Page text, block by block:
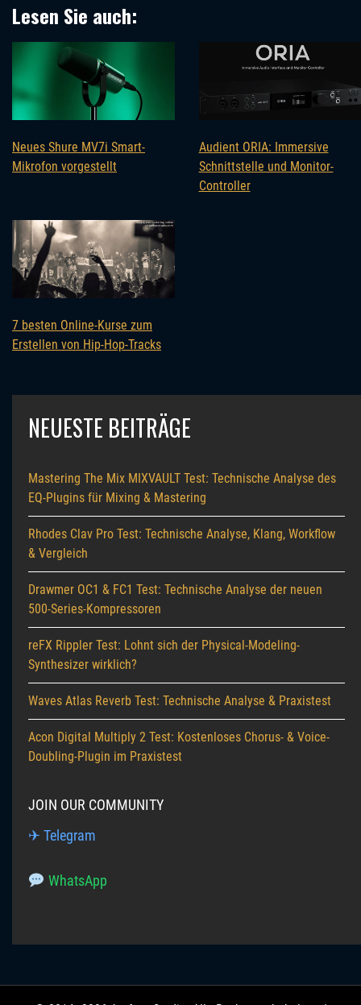
Lesen Sie auch:
Neues Shure MV7i Smart-
Mikrofon vorgestellt
Audient ORIA: Immersive
Schnittstelle und Monitor-
Controller
7 besten Online-Kurse zum
Erstellen von Hip-Hop-Tracks
NEUESTE BEITRÄGE
Mastering The Mix MIXVAULT Test: Technische Analyse des
EQ-Plugins für Mixing & Mastering
Rhodes Clav Pro Test: Technische Analyse, Klang, Workflow
& Vergleich
Drawmer OC1 & FC1 Test: Technische Analyse der neuen
500-Series-Kompressoren
reFX Rippler Test: Lohnt sich der Physical-Modeling-
Synthesizer wirklich?
Waves Atlas Reverb Test: Technische Analyse & Praxistest
Acon Digital Multiply 2 Test: Kostenloses Chorus- & Voice-
Doubling-Plugin im Praxistest
JOIN OUR COMMUNITY
✈ Telegram
WhatsApp